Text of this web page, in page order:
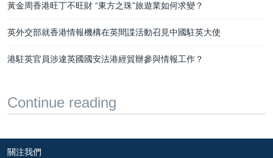
黃金周香港旺丁不旺財 “東方之珠”旅遊業如何求變？
英外交部就香港情報機構在英間諜活動召見中國駐英大使
港駐英官員涉違英國國安法港經貿辦參與情報工作？
Continue reading
關注我們